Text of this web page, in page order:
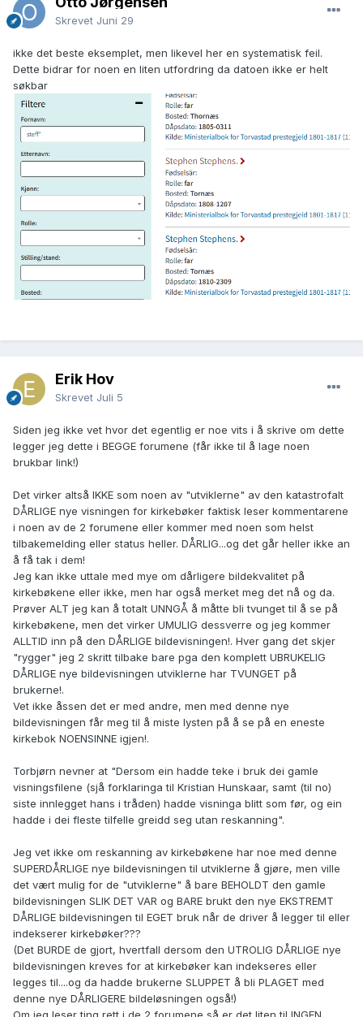
Skrevet Juni 29
ikke det beste eksemplet, men likevel her en systematisk feil.
Dette bidrar for noen en liten utfordring da datoen ikke er helt
søkbar
Erik Hov
Skrevet Juli 5
Siden jeg ikke vet hvor det egentlig er noe vits i å skrive om dette
legger jeg dette i BEGGE forumene (får ikke til å lage noen
brukbar link!)
Det virker altså IKKE som noen av "utviklerne" av den katastrofalt
DÅRLIGE nye visningen for kirkebøker faktisk leser kommentarene
i noen av de 2 forumene eller kommer med noen som helst
tilbakemelding eller status heller. DÅRLIG...og det går heller ikke an
å få tak i dem!
Jeg kan ikke uttale med mye om dårligere bildekvalitet på
kirkebøkene eller ikke, men har også merket meg det nå og da.
Prøver ALT jeg kan å totalt UNNGÅ å måtte bli tvunget til å se på
kirkebøkene, men det virker UMULIG dessverre og jeg kommer
ALLTID inn på den DÅRLIGE bildevisningen!. Hver gang det skjer
"rygger" jeg 2 skritt tilbake bare pga den komplett UBRUKELIG
DÅRLIGE nye bildevisningen utviklerne har TVUNGET på
brukerne!.
Vet ikke åssen det er med andre, men med denne nye
bildevisningen får meg til å miste lysten på å se på en eneste
kirkebok NOENSINNE igjen!.
Torbjørn nevner at "Dersom ein hadde teke i bruk dei gamle
visningsfilene (sjå forklaringa til Kristian Hunskaar, samt (til no)
siste innlegget hans i tråden) hadde visninga blitt som før, og ein
hadde i dei fleste tilfelle greidd seg utan reskanning".
Jeg vet ikke om reskanning av kirkebøkene har noe med denne
SUPERDÅRLIGE nye bildevisningen til utviklerne å gjøre, men ville
det vært mulig for de "utviklerne" å bare BEHOLDT den gamle
bildevisningen SLIK DET VAR og BARE brukt den nye EKSTREMT
DÅRLIGE bildevisningen til EGET bruk når de driver å legger til eller
indekserer kirkebøker???
(Det BURDE de gjort, hvertfall dersom den UTROLIG DÅRLIGE nye
bildevisningen kreves for at kirkebøker kan indekseres eller
legges til....og da hadde brukerne SLUPPET å bli PLAGET med
denne nye DÅRLIGERE bildeløsningen også!)